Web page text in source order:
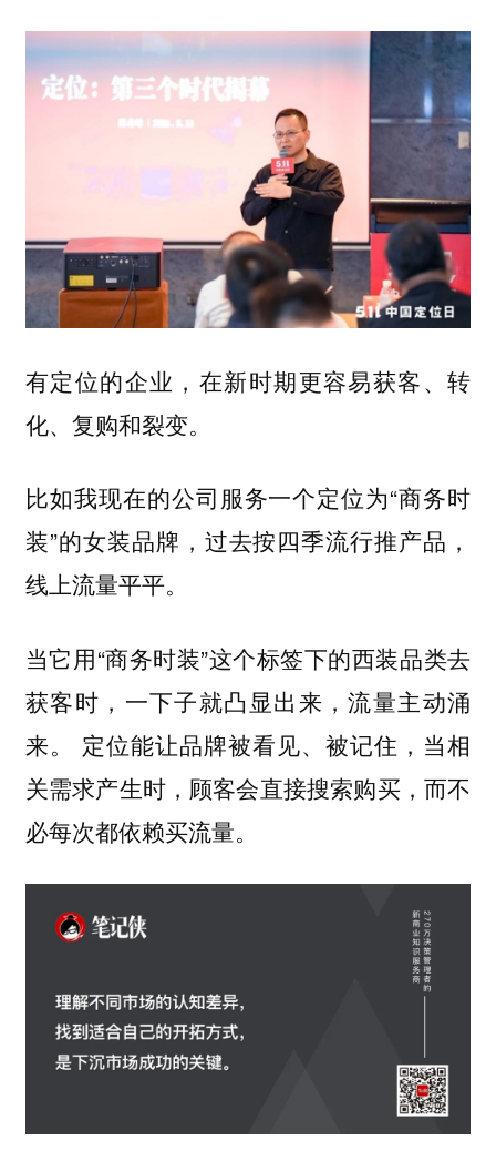
有定位的企业，在新时期更容易获客、转
化、复购和裂变。
比如我现在的公司服务一个定位为“商务时
装”的女装品牌，过去按四季流行推产品，
线上流量平平。
当它用“商务时装”这个标签下的西装品类去
获客时，一下子就凸显出来，流量主动涌
来。 定位能让品牌被看见、被记住，当相
关需求产生时，顾客会直接搜索购买，而不
必每次都依赖买流量。